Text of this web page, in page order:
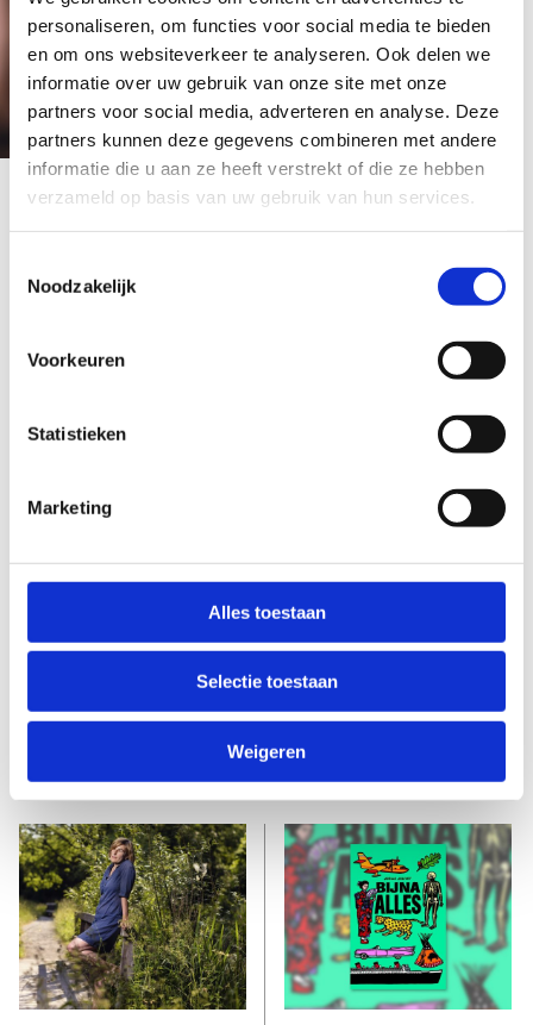
personaliseren, om functies voor social media te bieden
en om ons websiteverkeer te analyseren. Ook delen we
informatie over uw gebruik van onze site met onze
partners voor social media, adverteren en analyse. Deze
partners kunnen deze gegevens combineren met andere
informatie die u aan ze heeft verstrekt of die ze hebben
verzameld op basis van uw gebruik van hun services.
Noodzakelijk
Voorkeuren
Statistieken
Marketing
Alles toestaan
Selectie toestaan
Weigeren
2 sep 2023
Tim's Boekentip: De
Nichtjes van Aurora
Venturini
Tim van den Hoed is eigenaar en oprichter van
5 jul 2023
bodem
Dat er in en rond
Utrecht heel veel mooie
muziek wordt
5 jul 2023
Het Gebouw: grijze
Asch van Wijckskade
Utrecht staat vol met
bijzondere gebouwen
waar je regelmatig